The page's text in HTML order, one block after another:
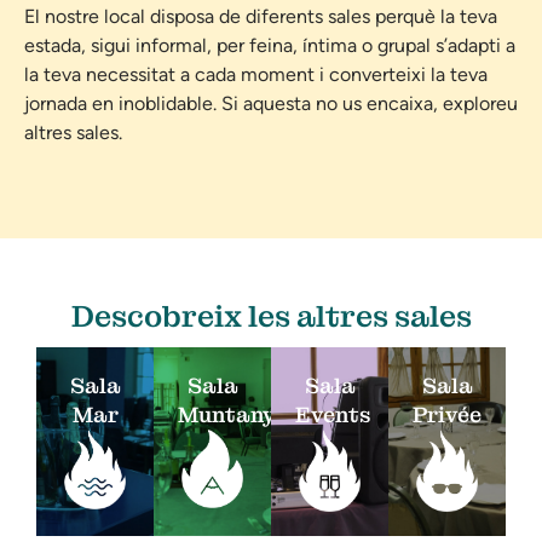
El nostre local disposa de diferents sales perquè la teva
estada, sigui informal, per feina, íntima o grupal s’adapti a
la teva necessitat a cada moment i converteixi la teva
jornada en inoblidable. Si aquesta no us encaixa, exploreu
altres sales.
Descobreix les altres sales
Sala
Mar
Sala
Muntanya
Sala
Events
Sala
Privée